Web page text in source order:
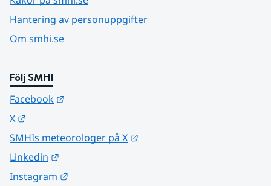
Hantering av personuppgifter
Om smhi.se
Följ SMHI
Facebook
X
SMHIs meteorologer på X
Linkedin
Instagram